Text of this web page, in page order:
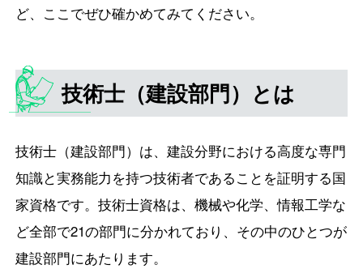
ど、ここでぜひ確かめてみてください。
技術士（建設部門）とは
技術士（建設部門）は、建設分野における高度な専門
知識と実務能力を持つ技術者であることを証明する国
家資格です。技術士資格は、機械や化学、情報工学な
ど全部で21の部門に分かれており、その中のひとつが
建設部門にあたります。